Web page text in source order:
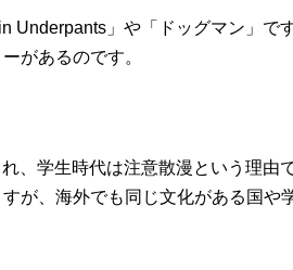
Underpants」や「ドッグマン」で
があるのです。
、学生時代は注意散漫という理由
が、海外でも同じ文化がある国や